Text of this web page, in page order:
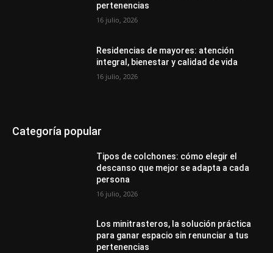
pertenencias
16 julio, 2026
Residencias de mayores: atención
integral, bienestar y calidad de vida
16 julio, 2026
Categoría popular
Tipos de colchones: cómo elegir el
descanso que mejor se adapta a cada
persona
16 julio, 2026
Los minitrasteros, la solución práctica
para ganar espacio sin renunciar a tus
pertenencias